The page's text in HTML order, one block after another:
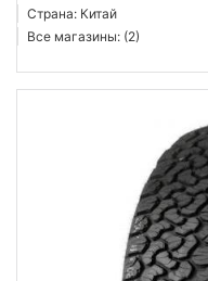
Страна: Китай
Все магазины: (2)